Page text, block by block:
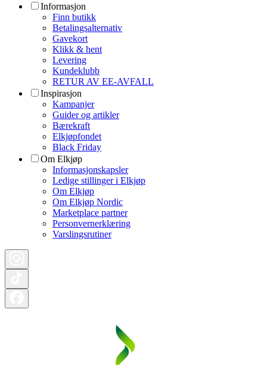
Informasjon
Finn butikk
Betalingsalternativ
Gavekort
Klikk & hent
Levering
Kundeklubb
RETUR AV EE-AVFALL
Inspirasjon
Kampanjer
Guider og artikler
Bærekraft
Elkjøpfondet
Black Friday
Om Elkjøp
Informasjonskapsler
Ledige stillinger i Elkjøp
Om Elkjøp
Om Elkjøp Nordic
Marketplace partner
Personvernerklæring
Varslingsrutiner